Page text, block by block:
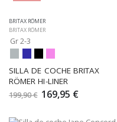
BRITAX RÖMER
BRITAX RÖMER
Gr 2-3
SILLA DE COCHE BRITAX
RÖMER HI-LINER
199,90 € 169,95 €